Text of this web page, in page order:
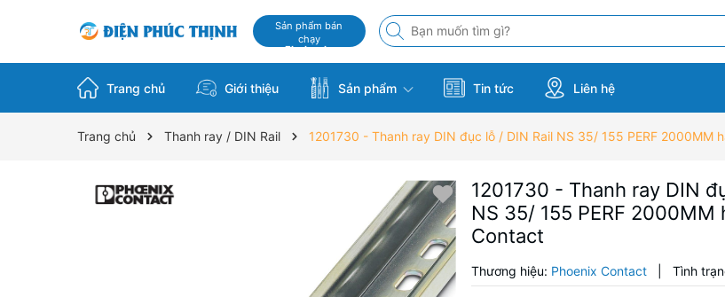
Sản phẩm bán
chạy
Flash sale
Trang chủ Giới thiệu Sản phẩm Tin tức Liên hệ
Trang chủ Thanh ray / DIN Rail 1201730 - Thanh ray DIN đục lỗ / DIN Rail NS 35/ 155 PERF 2000MM
1201730 - Thanh ray DIN
NS 35/ 155 PERF 2000MM
Contact
Thương hiệu: Phoenix Contact Tình